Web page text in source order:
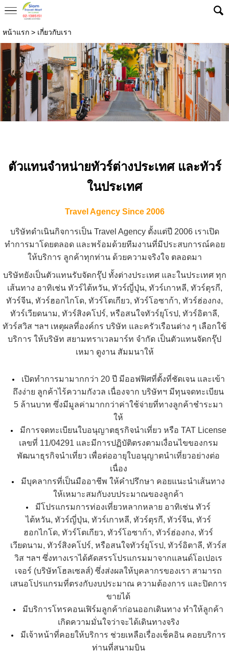
หน้าแรก> เกี่ยวกับเรา
ตัวแทนจำหน่ายทัวร์ต่างประเทศและทัวร์
ในประเทศ
Travel Agency Since 2006
บริษัทดำเนินกิจการเป็น Travel Agency ตั้งแต่ปี 2006 เราเปิด
ทำการมาโดยตลอด และพร้อมด้วยทีมงานที่มีประสบการณ์คอย
ให้บริการ ลูกค้าทุกท่าน ด้วยความจริงใจ ตลอดมา
บริษัทยังเป็นตัวแทนรับจัดกรุ๊ป ทั้งต่างประเทศ และในประเทศ ทุก
เส้นทาง อาทิเช่น ทัวร์ไต้หวัน, ทัวร์ญี่ปุ่น, ทัวร์เกาหลี, ทัวร์ตุรกี,
ทัวร์จีน, ทัวร์ฮอกไกโด, ทัวร์โตเกียว, ทัวร์โอซาก้า, ทัวร์ฮ่องกง,
ทัวร์เวียดนาม, ทัวร์สิงคโปร์, หรือสนใจทัวร์ยุโรป, ทัวร์อิตาลี,
ทัวร์สวิส ฯลฯ เหตุผลที่องค์กร บริษัท และครัวเรือนต่าง ๆ เลือกใช้
บริการ ให้บริษัท สยามทราเวลมาร์ท จำกัด เป็นตัวแทนจัดกรุ๊ป
เหมา ดูงาน สัมมนาให้
เปิดทำการมามากกว่า 20 ปี มีออฟฟิศที่ตั้งที่ชัดเจน และเข้า
ถึงง่าย ลูกค้าไร้ความกังวล เนื่องจาก บริษัทฯ มีทุนจดทะเบียน
5 ล้านบาท ซึ่งมีมูลค่ามากกว่าค่าใช้จ่ายที่ทางลูกค้าชำระมา
ให้
มีการจดทะเบียนใบอนุญาตธุรกิจนำเที่ยว หรือ TAT License
เลขที่ 11/04291 และมีการปฏิบัติตรงตามเงื่อนไขของกรม
พัฒนาธุรกิจนำเที่ยว เพื่อต่ออายุใบอนุญาตนำเที่ยวอย่างต่อ
เนื่อง
มีบุคลากรที่เป็นมืออาชีพ ให้คำปรึกษา คอยแนะนำเส้นทาง
ให้เหมาะสมกับงบประมาณของลูกค้า
มีโปรแกรมการท่องเที่ยวหลากหลาย อาทิเช่น ทัวร์
ไต้หวัน, ทัวร์ญี่ปุ่น, ทัวร์เกาหลี, ทัวร์ตุรกี, ทัวร์จีน, ทัวร์
ฮอกไกโด, ทัวร์โตเกียว, ทัวร์โอซาก้า, ทัวร์ฮ่องกง, ทัวร์
เวียดนาม, ทัวร์สิงคโปร์, หรือสนใจทัวร์ยุโรป, ทัวร์อิตาลี, ทัวร์ส
วิส ฯลฯ ซึ่งทางเราได้คัดสรรโปรแกรมมาจากแลนด์โอเปอเร
เจอร์ (บริษัทโฮลเซลส์) ซึ่งส่งผลให้บุคลากรของเรา สามารถ
เสนอโปรแกรมที่ตรงกับงบประมาณ ความต้องการ และปิดการ
ขายได้
มีบริการโทรคอนเฟิร์มลูกค้าก่อนออกเดินทาง ทำให้ลูกค้า
เกิดความมั่นใจว่าจะได้เดินทางจริง
มีเจ้าหน้าที่คอยให้บริการ ช่วยเหลือเรื่องเช็คอิน คอยบริการ
ท่านที่สนามบิน